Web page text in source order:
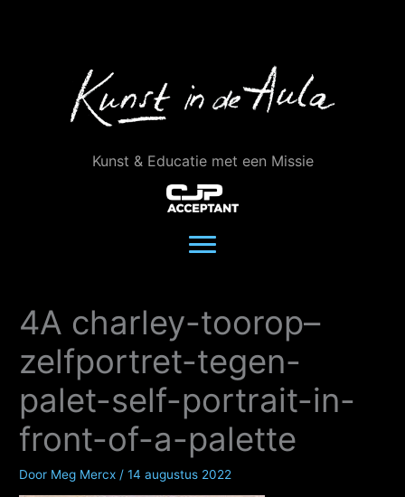
Kunst & Educatie met een Missie
4A charley-toorop–
zelfportret-tegen-
palet-self-portrait-in-
front-of-a-palette
Door Meg Mercx /14 augustus 2022